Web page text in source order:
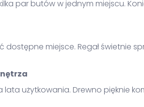
par butów w jednym miejscu.
miejsce. Regał świetnie
użytkowania. Drewno pięknie